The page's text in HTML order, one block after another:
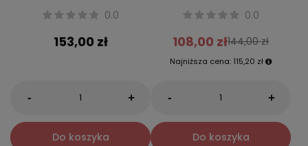
0.0
153,00 zł
- +
Do koszyka
0.0
108,00 zł144,00 zł
Najniższa cena: 115,20 zł
- +
Do koszyka